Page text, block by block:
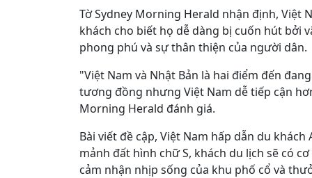
Tờ Sydney Morning Herald nhận định, Việt
khách cho biết họ dễ dàng bị cuốn hút bởi
phong phú và sự thân thiện của người dân.
"Việt Nam và Nhật Bản là hai điểm đến
tương đồng nhưng Việt Nam dễ tiếp cận
Morning Herald đánh giá.
Bài viết đề cập, Việt Nam hấp dẫn du
mảnh đất hình chữ S, khách du lịch sẽ có
cảm nhận nhịp sống của khu phố cổ và